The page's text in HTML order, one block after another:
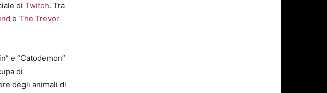
di Twitch. Tra
e The Trevor
e “Catodemon”
di
degli animali di